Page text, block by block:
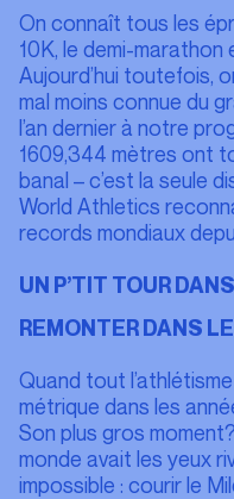
On connaît tous les
10K, le demi-marathon
Aujourd’hui toutefois,
mal moins connue du
l’an dernier à notre
1609,344 mètres ont
banal – c’est la seule
World Athletics
records mondiaux
UN P’TIT TOUR
REMONTER DANS
Quand tout
métrique dans les
Son plus gros
monde avait les yeux
impossible : courir le